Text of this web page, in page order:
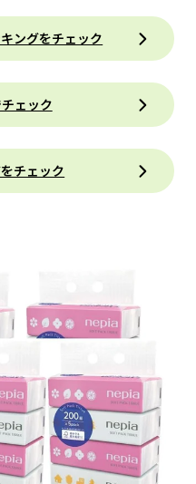
ングをチェック
ェック
チェック